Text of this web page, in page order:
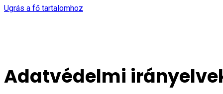
Ugrás a fő tartalomhoz
Adatvédelmi